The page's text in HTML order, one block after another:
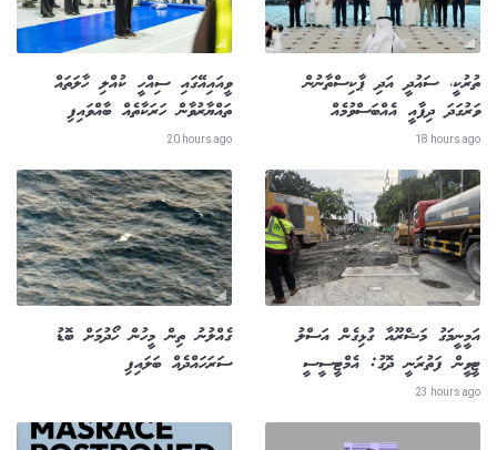
ތުރުކީ، ސައުދީ އަދި ޕާކިސްތާނުން
ވަރުގަދަ ދިފާއީ އެއްބަސްވުމެއް
18 hours ago
ވީއައިއޭގައި ސިއްހީ ކުއްލި ހާލަތައް
ތައްޔާރުވާން ހަރަކާތެއް ބާއްވައިފި
20 hours ago
އަމީނީމަގު މަޝްރޫއާ ގުޅިގެން އަސްލު
ޓީވީން ފަތުރަނީ ދޮގު: އެމްޓީސީސީ
23 hours ago
ގެއްލުނު ތިން މީހުން ހޯދުމަށް ބޮޑު
ސަރަހައްދެއް ބަލައިފި